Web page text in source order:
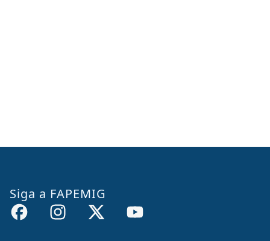
Siga a FAPEMIG